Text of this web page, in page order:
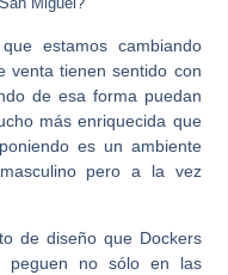
estamos cambiando
venta tienen sentido con
de esa forma puedan
más enriquecida que
es un ambiente
pero a la vez
de diseño que Dockers
peguen no sólo en las